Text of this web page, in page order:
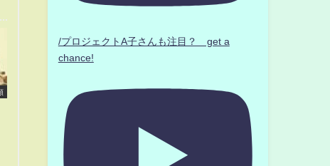
/プロジェクトA子さんも注目？ get a
chance!